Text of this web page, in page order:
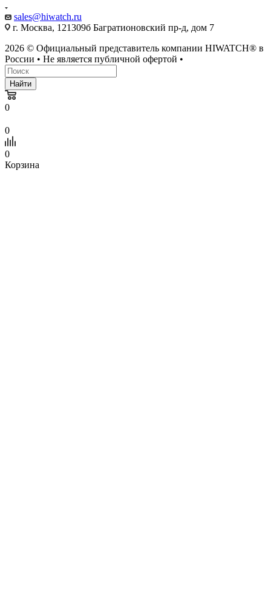
sales@hiwatch.ru
г. Москва, 121309б Багратионовский пр-д, дом 7
2026 © Официальный представитель компании HIWATCH® в
России • Не является публичной офертой •
Найти
0
0
0
Корзина